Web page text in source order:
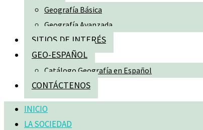
Geografía Básica
Geografía Avanzada
SITIOS DE INTERÉS
GEO-ESPAÑOL
Catálogo Geografía en Español
CONTÁCTENOS
INICIO
LA SOCIEDAD